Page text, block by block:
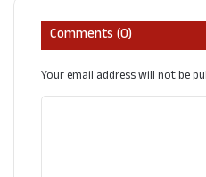
Comments (0)
Your email address will not be